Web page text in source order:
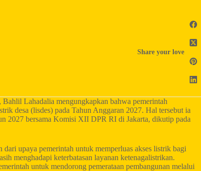
Share your love
Lahadalia mengungkapkan bahwa pemerintah
desa (lisdes) pada Tahun Anggaran 2027. Hal tersebut ia
2027 bersama Komisi XII DPR RI di Jakarta, dikutip pada
upaya pemerintah untuk memperluas akses listrik bagi
menghadapi keterbatasan layanan ketenagalistrikan.
untuk mendorong pemerataan pembangunan melalui